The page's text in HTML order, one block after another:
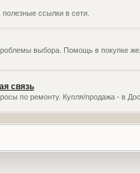
ссылки в сети.
выбора. Помощь в покупке
связь
по ремонту. Купля/продажа - в